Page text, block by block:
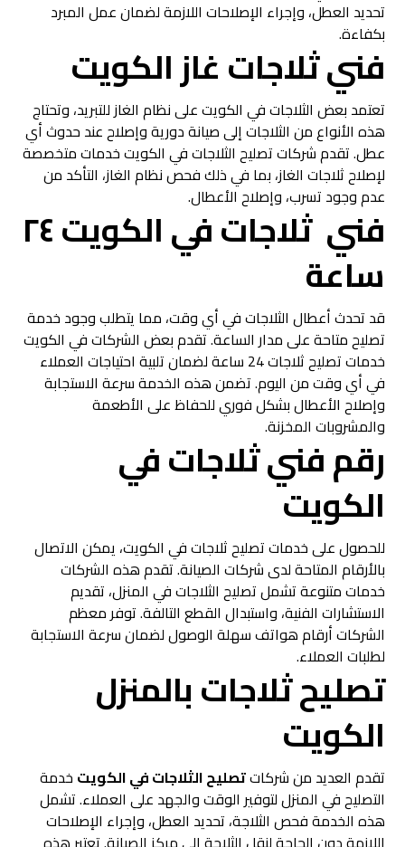
تحديد العطل، وإجراء الإصلاحات اللازمة لضمان عمل المبرد
بكفاءة.
فني ثلاجات غاز الكويت
تعتمد بعض الثلاجات في الكويت على نظام الغاز للتبريد، وتحتاج
هذه الأنواع من الثلاجات إلى صيانة دورية وإصلاح عند حدوث أي
عطل. تقدم شركات تصليح الثلاجات في الكويت خدمات متخصصة
لإصلاح ثلاجات الغاز، بما في ذلك فحص نظام الغاز، التأكد من
عدم وجود تسرب، وإصلاح الأعطال.
فني ثلاجات في الكويت ٢٤
ساعة
قد تحدث أعطال الثلاجات في أي وقت، مما يتطلب وجود خدمة
تصليح متاحة على مدار الساعة. تقدم بعض الشركات في الكويت
خدمات تصليح ثلاجات 24 ساعة لضمان تلبية احتياجات العملاء
في أي وقت من اليوم. تضمن هذه الخدمة سرعة الاستجابة
وإصلاح الأعطال بشكل فوري للحفاظ على الأطعمة
والمشروبات المخزنة.
رقم فني ثلاجات في
الكويت
للحصول على خدمات تصليح ثلاجات في الكويت، يمكن الاتصال
بالأرقام المتاحة لدى شركات الصيانة. تقدم هذه الشركات
خدمات متنوعة تشمل تصليح الثلاجات في المنزل، تقديم
الاستشارات الفنية، واستبدال القطع التالفة. توفر معظم
الشركات أرقام هواتف سهلة الوصول لضمان سرعة الاستجابة
لطلبات العملاء.
تصليح ثلاجات بالمنزل
الكويت
تقدم العديد من شركاتتصليح الثلاجات في الكويت خدمة
التصليح في المنزل لتوفير الوقت والجهد على العملاء. تشمل
هذه الخدمة فحص الثلاجة، تحديد العطل، وإجراء الإصلاحات